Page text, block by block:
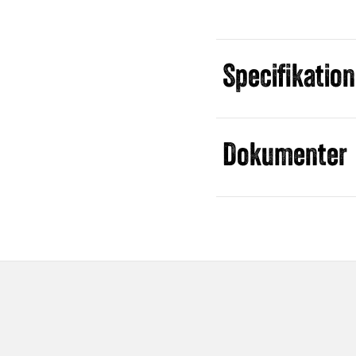
Dokumenter